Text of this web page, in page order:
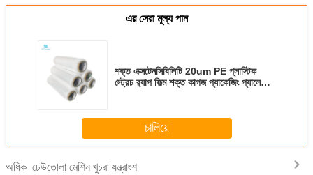
এর সেরা মূল্য পান
শক্ত এক্সটেনসিবিলিটি 20um PE প্লাস্টিক
স্ট্রেচ র‍্যাপ ফিল্ম শক্ত কাগজ প্যাকেজিং প্যালেটের
চালিয়ে
অধিক ঢেউতোলা মেশিন খুচরা যন্ত্রাংশ